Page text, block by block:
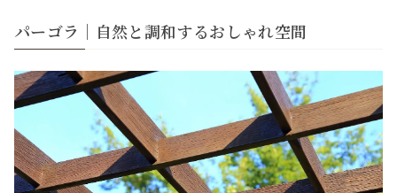
パーゴラ｜自然と調和するおしゃれ空間